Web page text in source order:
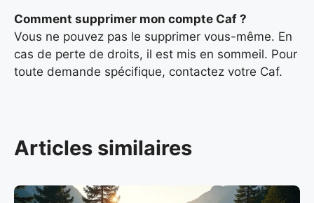
Comment supprimer mon compte Caf ?
Vous ne pouvez pas le supprimer vous-même. En
cas de perte de droits, il est mis en sommeil. Pour
toute demande spécifique, contactez votre Caf.
Articles similaires